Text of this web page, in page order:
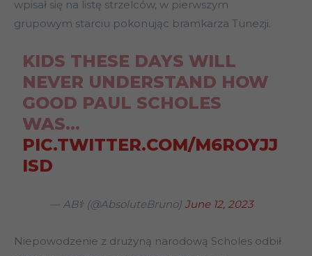
wpisał się na listę strzelców, w pierwszym
grupowym starciu pokonując bramkarza Tunezji.
KIDS THESE DAYS WILL
NEVER UNDERSTAND HOW
GOOD PAUL SCHOLES
WAS…
PIC.TWITTER.COM/M6ROYJJ
ISD
— AB⚕ (@AbsoluteBruno) June 12, 2023
Niepowodzenie z drużyną narodową Scholes odbił